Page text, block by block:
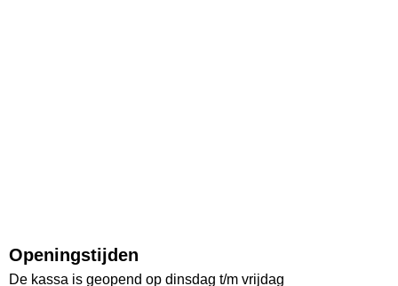
Openingstijden
De kassa is geopend op dinsdag t/m vrijdag